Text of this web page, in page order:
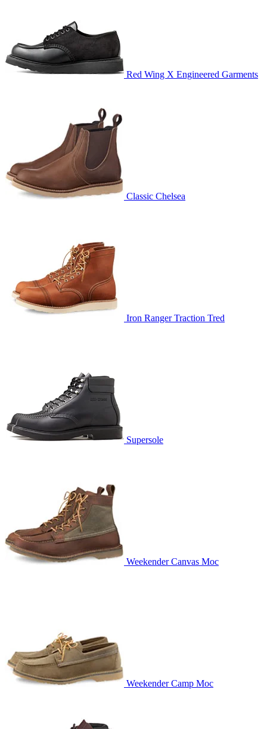
Red Wing X Engineered Garments
Classic Chelsea
Iron Ranger Traction Tred
Supersole
Weekender Canvas Moc
Weekender Camp Moc